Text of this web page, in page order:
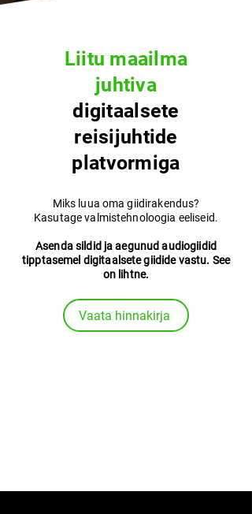
Liitu maailma
juhtiva
digitaalsete
reisijuhtide
platvormiga
Miks luua oma giidirakendus?
Kasutage valmistehnoloogia eeliseid.
Asenda sildid ja aegunud audiogiidid
tipptasemel digitaalsete giidide vastu. See
on lihtne.
Vaata hinnakirja